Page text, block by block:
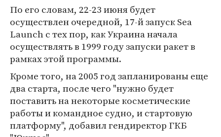
По его словам, 22-23 июня будет
осуществлен очередной, 17-й запуск Sea
Launch с тех пор, как Украина начала
осуществлять в 1999 году запуски ракет в
рамках этой программы.
Кроме того, на 2005 год запланированы еще
два старта, после чего "нужно будет
поставить на некоторые косметические
работы и командное судно, и стартовую
платформу", добавил гендиректор ГКБ